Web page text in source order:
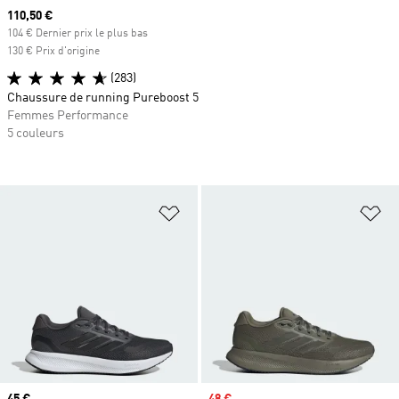
Ajouter à la Liste de produits
Prix actuel
110,50 €
104 € Dernier prix le plus bas
130 € Prix d'origine
(283)
Chaussure de running Pureboost 5
Femmes Performance
5 couleurs